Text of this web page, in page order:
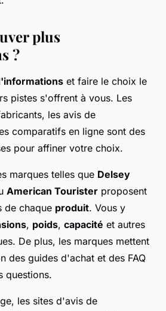
plus
?
et faire le choix le
pistes s'offrent à vous. Les
les avis de
comparatifs en ligne sont des
pour affiner votre choix.
marques telles que Delsey
American Tourister proposent
de chaque produit. Vous y
, poids, capacité et autres
De plus, les marques mettent
des guides d'achat et des FAQ
questions.
les sites d'avis de